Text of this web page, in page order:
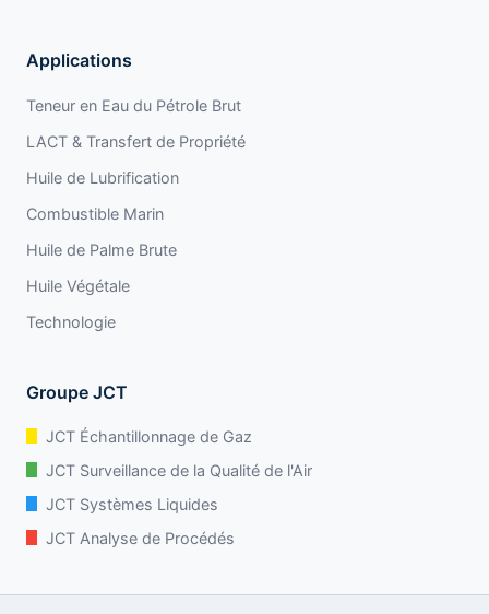
Applications
Teneur en Eau du Pétrole Brut
LACT & Transfert de Propriété
Huile de Lubrification
Combustible Marin
Huile de Palme Brute
Huile Végétale
Technologie
Groupe JCT
JCT Échantillonnage de Gaz
JCT Surveillance de la Qualité de l'Air
JCT Systèmes Liquides
JCT Analyse de Procédés